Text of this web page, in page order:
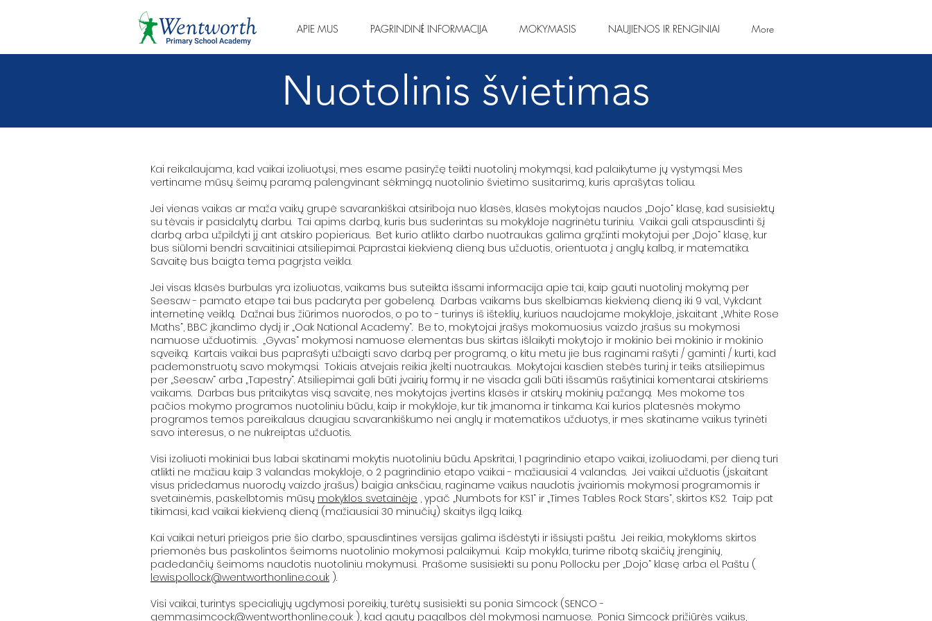
APIE MUS PAGRINDINĖ INFORMACIJA MOKYMASIS NAUJIENOS IR RENGINIAI More
Nuotolinis švietimas
Kai reikalaujama, kad vaikai izoliuotųsi, mes esame pasiryžę teikti nuotolinį mokymąsi, kad palaikytume jų vystymąsi. Mes
vertiname mūsų šeimų paramą palengvinant sėkmingą nuotolinio švietimo susitarimą, kuris aprašytas toliau.
Jei vienas vaikas ar maža vaikų grupė savarankiškai atsiriboja nuo klasės, klasės mokytojas naudos „Dojo“ klasę, kad susisiektų
su tėvais ir pasidalytų darbu. Tai apims darbą, kuris bus suderintas su mokykloje nagrinėtu turiniu. Vaikai gali atspausdinti šį
darbą arba užpildyti jį ant atskiro popieriaus. Bet kurio atlikto darbo nuotraukas galima grąžinti mokytojui per „Dojo“ klasę, kur
bus siūlomi bendri savaitiniai atsiliepimai. Paprastai kiekvieną dieną bus užduotis, orientuota į anglų kalbą, ir matematika.
Savaitę bus baigta tema pagrįsta veikla.
Jei visas klasės burbulas yra izoliuotas, vaikams bus suteikta išsami informacija apie tai, kaip gauti nuotolinį mokymą per
Seesaw - pamato etape tai bus padaryta per gobeleną. Darbas vaikams bus skelbiamas kiekvieną dieną iki 9 val., Vykdant
internetinę veiklą. Dažnai bus žiūrimos nuorodos, o po to - turinys iš išteklių, kuriuos naudojame mokykloje, įskaitant „White Rose
Maths“, BBC įkandimo dydį ir „Oak National Academy“. Be to, mokytojai įrašys mokomuosius vaizdo įrašus su mokymosi
namuose užduotimis. „Gyvas“ mokymosi namuose elementas bus skirtas išlaikyti mokytojo ir mokinio bei mokinio ir mokinio
sąveiką. Kartais vaikai bus paprašyti užbaigti savo darbą per programą, o kitu metu jie bus raginami rašyti / gaminti / kurti, kad
pademonstruotų savo mokymąsi. Tokiais atvejais reikia įkelti nuotraukas. Mokytojai kasdien stebės turinį ir teiks atsiliepimus
per „Seesaw“ arba „Tapestry“. Atsiliepimai gali būti įvairių formų ir ne visada gali būti išsamūs rašytiniai komentarai atskiriems
vaikams. Darbas bus pritaikytas visą savaitę, nes mokytojas įvertins klasės ir atskirų mokinių pažangą. Mes mokome tos
pačios mokymo programos nuotoliniu būdu, kaip ir mokykloje, kur tik įmanoma ir tinkama. Kai kurios platesnės mokymo
programos temos pareikalaus daugiau savarankiškumo nei anglų ir matematikos užduotys, ir mes skatiname vaikus tyrinėti
savo interesus, o ne nukreiptas užduotis.
Visi izoliuoti mokiniai bus labai skatinami mokytis nuotoliniu būdu. Apskritai, 1 pagrindinio etapo vaikai, izoliuodami, per dieną turi
atlikti ne mažiau kaip 3 valandas mokykloje, o 2 pagrindinio etapo vaikai - mažiausiai 4 valandas. Jei vaikai užduotis (įskaitant
visus pridedamus nuorodų vaizdo įrašus) baigia anksčiau, raginame vaikus naudotis įvairiomis mokymosi programomis ir
svetainėmis, paskelbtomis mūsų mokyklos svetainėje , ypač „Numbots for KS1“ ir „Times Tables Rock Stars“, skirtos KS2. Taip pat
tikimasi, kad vaikai kiekvieną dieną (mažiausiai 30 minučių) skaitys ilgą laiką.
Kai vaikai neturi prieigos prie šio darbo, spausdintines versijas galima išdėstyti ir išsiųsti paštu. Jei reikia, mokykloms skirtos
priemonės bus paskolintos šeimoms nuotolinio mokymosi palaikymui. Kaip mokykla, turime ribotą skaičių įrenginių,
padedančių šeimoms naudotis nuotoliniu mokymusi. Prašome susisiekti su ponu Pollocku per „Dojo“ klasę arba el. Paštu (
lewis.pollock@wentworthonline.co.uk ).
Visi vaikai, turintys specialiųjų ugdymosi poreikių, turėtų susisiekti su ponia Simcock (SENCO -
gemma.simcock@wentworthonline.co.uk ), kad gautų pagalbos dėl mokymosi namuose. Ponia Simcock prižiūrės vaikus,